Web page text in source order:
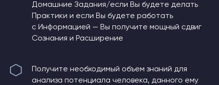
Домашние Задания/если Вы будете делать
Практики и если Вы будете работать
с Информацией — Вы получите мощный сдвиг
Сознания и Расширение
Получите необходимый объем знаний для
анализа потенциала человека, данного ему